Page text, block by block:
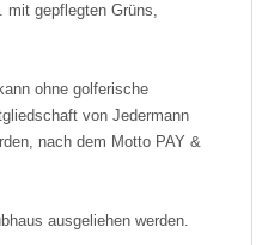
mit gepflegten Grüns,
ohne golferische
von Jedermann
nach dem Motto PAY &
ausgeliehen werden.